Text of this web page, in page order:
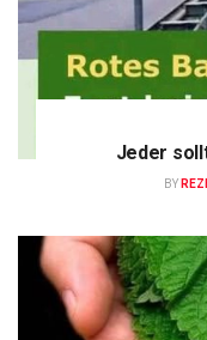
Jeder
BY